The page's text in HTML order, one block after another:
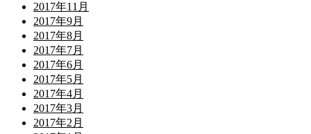
2017年11月
2017年9月
2017年8月
2017年7月
2017年6月
2017年5月
2017年4月
2017年3月
2017年2月